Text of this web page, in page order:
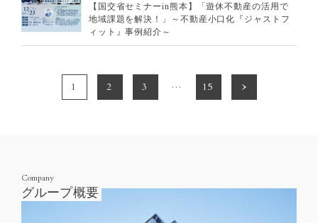
【国交省セミナーin熊本】「遊休不動産の活用で
地域課題を解決！」～不動産小口化『ジャストフ
ィット』事例紹介～
1 2 3 … 15
Company
グループ概要